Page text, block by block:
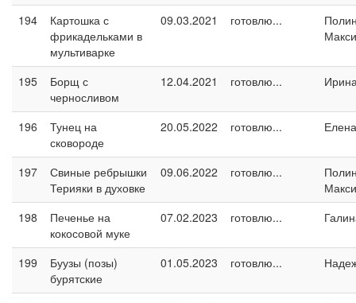
194
Картошка с
фрикадельками в
мультиварке
09.03.2021 готовлю...
195
Борщ с
черносливом
12.04.2021 готовлю...
196
Тунец на
сковороде
20.05.2022 готовлю...
197
Свиные ребрышки
Терияки в духовке
09.06.2022 готовлю...
198
Печенье на
кокосовой муке
07.02.2023 готовлю...
199
Буузы (позы)
бурятские
01.05.2023 готовлю...